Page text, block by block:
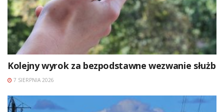
Kolejny wyrok za bezpodstawne wezwanie służb
7 SIERPNIA 2026